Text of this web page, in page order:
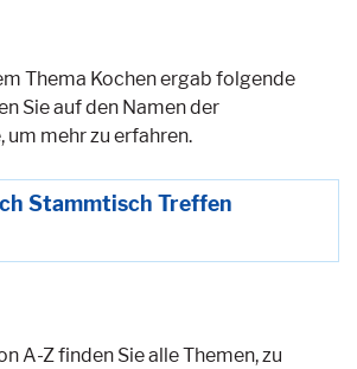
Thema Kochen ergab folgende
Sie auf den Namen der
mehr zu erfahren.
Stammtisch Treffen
A-Z finden Sie alle Themen, zu